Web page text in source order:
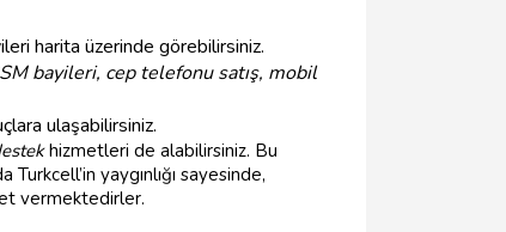
harita üzerinde görebilirsiniz.
bayileri, cep telefonu satış, mobil
ulaşabilirsiniz.
hizmetleri de alabilirsiniz. Bu
Turkcell’in yaygınlığı sayesinde,
vermektedirler.